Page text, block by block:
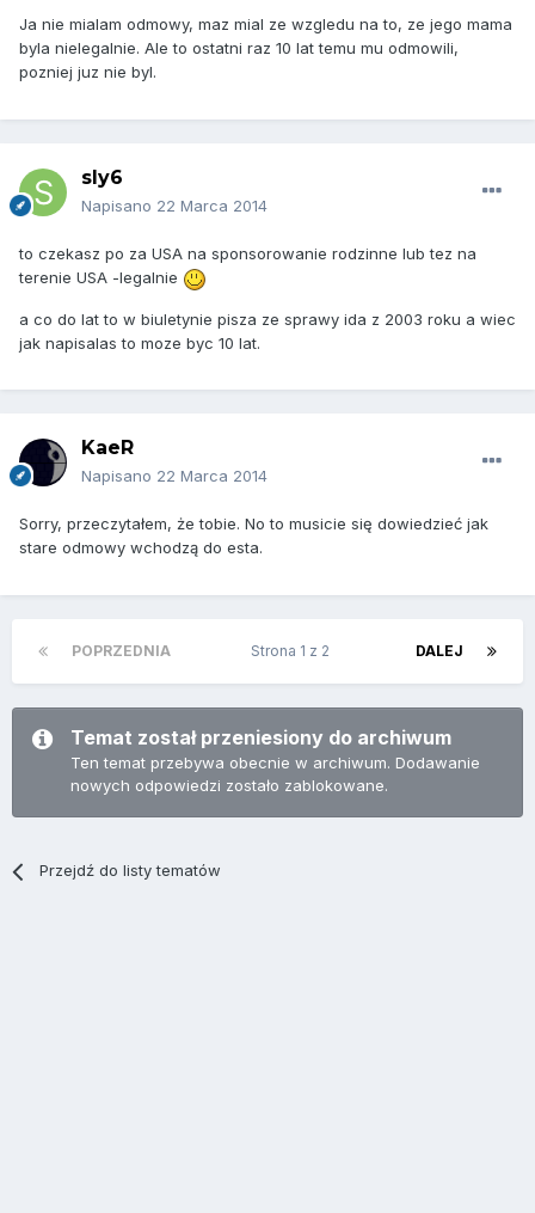
Ja nie mialam odmowy, maz mial ze wzgledu na to, ze jego mama
byla nielegalnie. Ale to ostatni raz 10 lat temu mu odmowili,
pozniej juz nie byl.
sly6
Napisano 22 Marca 2014
to czekasz po za USA na sponsorowanie rodzinne lub tez na
terenie USA -legalnie
a co do lat to w biuletynie pisza ze sprawy ida z 2003 roku a wiec
jak napisalas to moze byc 10 lat.
KaeR
Napisano 22 Marca 2014
Sorry, przeczytałem, że tobie. No to musicie się dowiedzieć jak
stare odmowy wchodzą do esta.
POPRZEDNIA DALEJ
Strona 1 z 2
Temat został przeniesiony do archiwum
Ten temat przebywa obecnie w archiwum. Dodawanie
nowych odpowiedzi zostało zablokowane.
Przejdź do listy tematów